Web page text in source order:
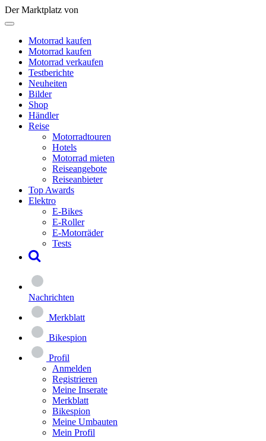
Der Marktplatz von
Motorrad kaufen
Motorrad kaufen
Motorrad verkaufen
Testberichte
Neuheiten
Bilder
Shop
Händler
Reise
Motorradtouren
Hotels
Motorrad mieten
Reiseangebote
Reiseanbieter
Top Awards
Elektro
E-Bikes
E-Roller
E-Motorräder
Tests
Nachrichten
Merkblatt
Bikespion
Profil
Anmelden
Registrieren
Meine Inserate
Merkblatt
Bikespion
Meine Umbauten
Mein Profil